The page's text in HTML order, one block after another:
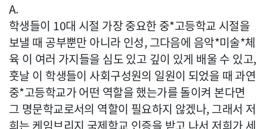
A.
학생들이 10대 시절 가장 중요한 중*고등학교 시절을
보낼 때 공부뿐만 아니라 인성, 그다음에 음악*미술*체
육 이 여러 가지들을 심도 있고 깊이 있게 배울 수 있고,
훗날 이 학생들이 사회구성원의 일원이 되었을 때 과연
중*고등학교가 어떤 역할을 했는가를 돌이켜 본다면
그 명문학교로서의 역할이 필요하지 않겠나, 그래서 저
희는 케임브리지 국제학교 인증을 받고 나서 저희가 세